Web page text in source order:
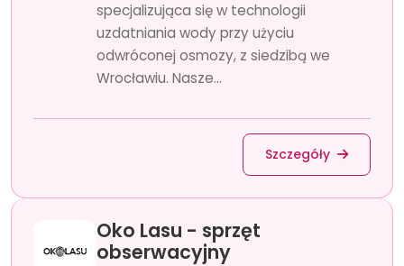
specjalizująca się w technologii
uzdatniania wody przy użyciu
odwróconej osmozy, z siedzibą we
Wrocławiu. Nasze...
Szczegóły
Oko Lasu - sprzęt
obserwacyjny